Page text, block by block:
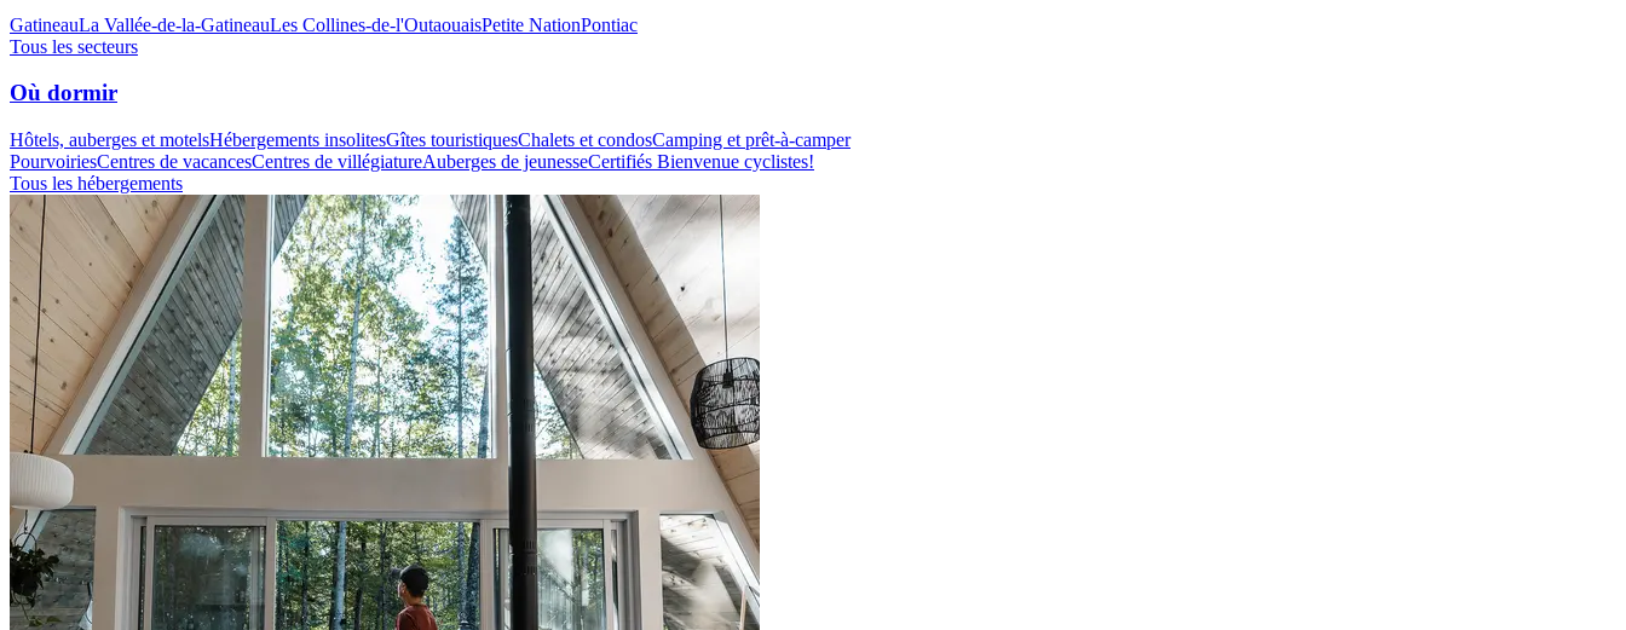
GatineauLa Vallée-de-la-GatineauLes Collines-de-l'OutaouaisPetite NationPontiac
Tous les secteurs
Où dormir
Hôtels, auberges et motelsHébergements insolitesGîtes touristiquesChalets et condosCamping et prêt-à-camper
PourvoiriesCentres de vacancesCentres de villégiatureAuberges de jeunesseCertifiés Bienvenue cyclistes!
Tous les hébergements